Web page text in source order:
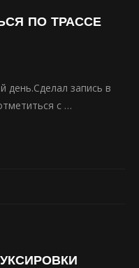
ПО ТРАССЕ
запись в
с …